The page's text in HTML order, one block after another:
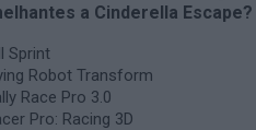
a Cinderella Escape?
Sprint
Robot Transform
Race Pro 3.0
Pro: Racing 3D